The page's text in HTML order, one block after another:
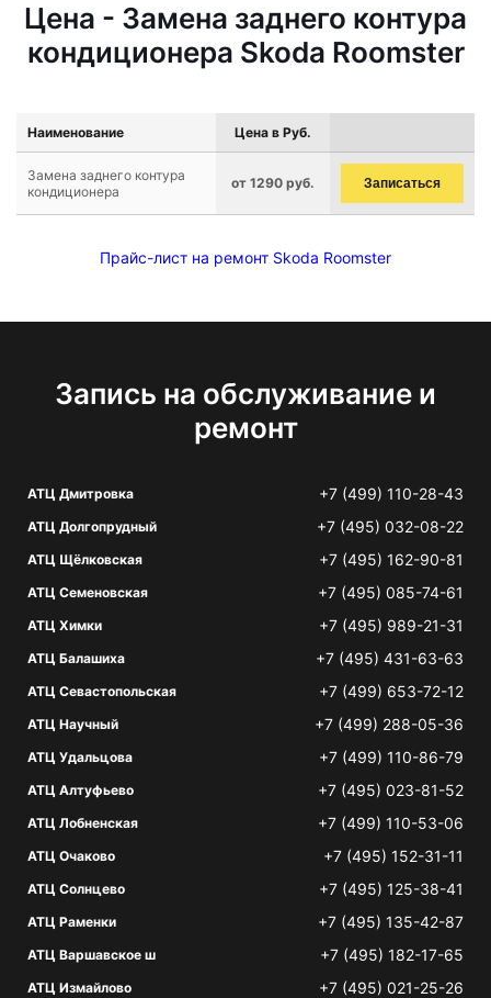
Цена - Замена заднего контура
кондиционера Skoda Roomster
Наименование Цена в Руб.
Замена заднего контура
кондиционера
от 1290 руб. Записаться
Прайс-лист на ремонт Skoda Roomster
Запись на обслуживание и
ремонт
АТЦ Дмитровка +7 (499) 110-28-43
АТЦ Долгопрудный +7 (495) 032-08-22
АТЦ Щёлковская +7 (495) 162-90-81
АТЦ Семеновская +7 (495) 085-74-61
АТЦ Химки +7 (495) 989-21-31
АТЦ Балашиха +7 (495) 431-63-63
АТЦ Севастопольская +7 (499) 653-72-12
АТЦ Научный +7 (499) 288-05-36
АТЦ Удальцова +7 (499) 110-86-79
АТЦ Алтуфьево +7 (495) 023-81-52
АТЦ Лобненская +7 (499) 110-53-06
АТЦ Очаково +7 (495) 152-31-11
АТЦ Солнцево +7 (495) 125-38-41
АТЦ Раменки +7 (495) 135-42-87
АТЦ Варшавское ш +7 (495) 182-17-65
АТЦ Измайлово +7 (495) 021-25-26